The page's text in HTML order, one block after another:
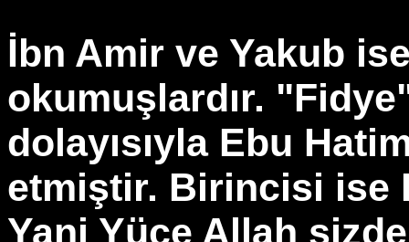
İbn Amir ve Yakub
okumuşlardır.
dolayısıyla Ebu
etmiştir. Birincisi ise
Yani Yüce Allah